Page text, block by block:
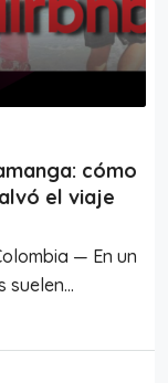
cómo
el viaje
— En un
suelen...